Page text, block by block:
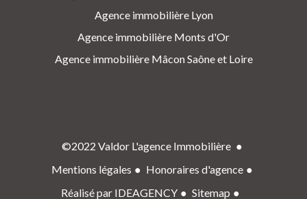
Agence immobilière Lyon
Agence immobilière Monts d'Or
Agence immobilière Mâcon Saône et Loire
©2022 Valdor L'agence Immobilière
Mentions légales
Honoraires d'agence
Réalisé par IDEAGENCY
Sitemap